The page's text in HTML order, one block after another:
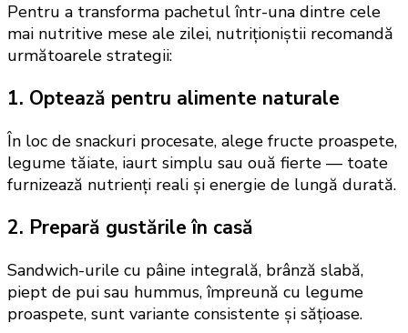
Pentru a transforma pachetul într-una dintre cele
mai nutritive mese ale zilei, nutriționiștii recomandă
următoarele strategii:
1. Optează pentru alimente naturale
În loc de snackuri procesate, alege fructe proaspete,
legume tăiate, iaurt simplu sau ouă fierte — toate
furnizează nutrienți reali și energie de lungă durată.
2. Prepară gustările în casă
Sandwich-urile cu pâine integrală, brânză slabă,
piept de pui sau hummus, împreună cu legume
proaspete, sunt variante consistente și sățioase.